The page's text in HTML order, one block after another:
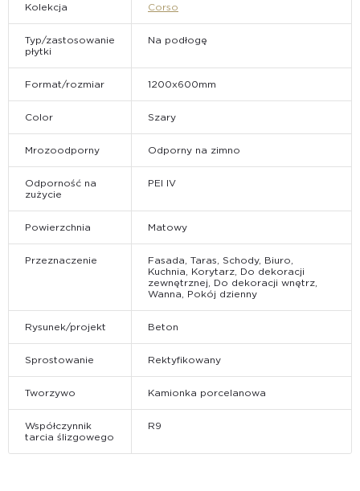
Kolekcja Corso
Typ/zastosowanie
płytki
Na podłogę
Format/rozmiar 1200x600mm
Color Szary
Mrozoodporny Odporny na zimno
Odporność na
zużycie
PEI IV
Powierzchnia Matowy
Przeznaczenie
Fasada, Taras, Schody, Biuro,
Kuchnia, Korytarz, Do dekoracji
zewnętrznej, Do dekoracji wnętrz,
Wanna, Pokój dzienny
Rysunek/projekt Beton
Sprostowanie Rektyfikowany
Tworzywo Kamionka porcelanowa
Współczynnik
tarcia ślizgowego
R9